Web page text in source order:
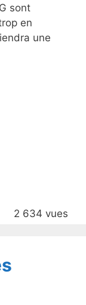
sont
en
une
2 634 vues